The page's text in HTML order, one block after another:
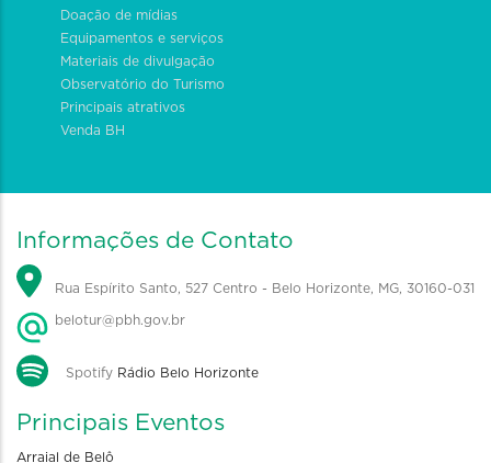
Doação de mídias
Equipamentos e serviços
Materiais de divulgação
Observatório do Turismo
Principais atrativos
Venda BH
Informações de Contato
Rua Espírito Santo, 527 Centro - Belo Horizonte, MG, 30160-031
belotur@pbh.gov.br
Spotify Rádio Belo Horizonte
Principais Eventos
Arraial de Belô